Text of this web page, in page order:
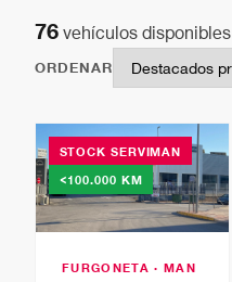
76 vehículos disponibles
ORDENAR
STOCK SERVIMAN
<100.000 KM
FURGONETA · MAN